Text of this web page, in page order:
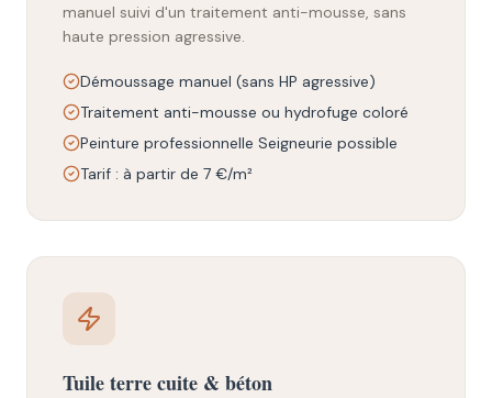
manuel suivi d'un traitement anti-mousse, sans
haute pression agressive.
Démoussage manuel (sans HP agressive)
Traitement anti-mousse ou hydrofuge coloré
Peinture professionnelle Seigneurie possible
Tarif : à partir de 7 €/m²
Tuile terre cuite & béton